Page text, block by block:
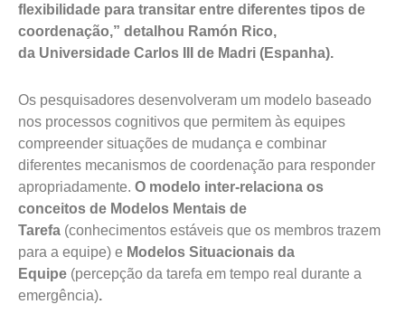
flexibilidade para transitar entre diferentes tipos de
coordenação,” detalhou Ramón Rico,
da Universidade Carlos III de Madri (Espanha).
Os pesquisadores desenvolveram um modelo baseado
nos processos cognitivos que permitem às equipes
compreender situações de mudança e combinar
diferentes mecanismos de coordenação para responder
apropriadamente. O modelo inter-relaciona os
conceitos de Modelos Mentais de
Tarefa (conhecimentos estáveis que os membros trazem
para a equipe) e Modelos Situacionais da
Equipe (percepção da tarefa em tempo real durante a
emergência).